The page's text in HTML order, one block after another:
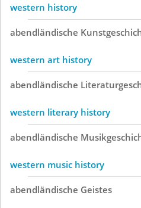
western history
abendländische
western art history
abendländische
western literary history
abendländische
western music history
abendländische Geistes